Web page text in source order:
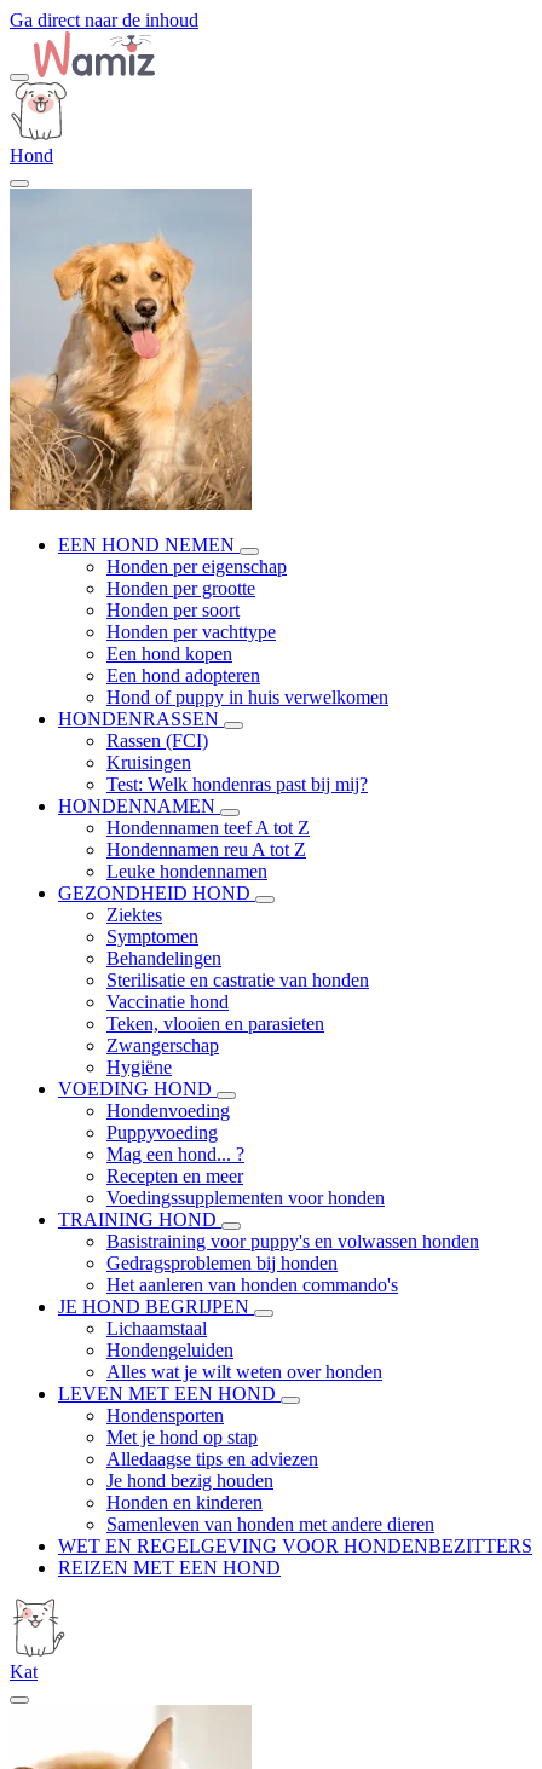
Ga direct naar de inhoud
Hond
EEN HOND NEMEN
Honden per eigenschap
Honden per grootte
Honden per soort
Honden per vachttype
Een hond kopen
Een hond adopteren
Hond of puppy in huis verwelkomen
HONDENRASSEN
Rassen (FCI)
Kruisingen
Test: Welk hondenras past bij mij?
HONDENNAMEN
Hondennamen teef A tot Z
Hondennamen reu A tot Z
Leuke hondennamen
GEZONDHEID HOND
Ziektes
Symptomen
Behandelingen
Sterilisatie en castratie van honden
Vaccinatie hond
Teken, vlooien en parasieten
Zwangerschap
Hygiëne
VOEDING HOND
Hondenvoeding
Puppyvoeding
Mag een hond... ?
Recepten en meer
Voedingssupplementen voor honden
TRAINING HOND
Basistraining voor puppy's en volwassen honden
Gedragsproblemen bij honden
Het aanleren van honden commando's
JE HOND BEGRIJPEN
Lichaamstaal
Hondengeluiden
Alles wat je wilt weten over honden
LEVEN MET EEN HOND
Hondensporten
Met je hond op stap
Alledaagse tips en adviezen
Je hond bezig houden
Honden en kinderen
Samenleven van honden met andere dieren
WET EN REGELGEVING VOOR HONDENBEZITTERS
REIZEN MET EEN HOND
Kat